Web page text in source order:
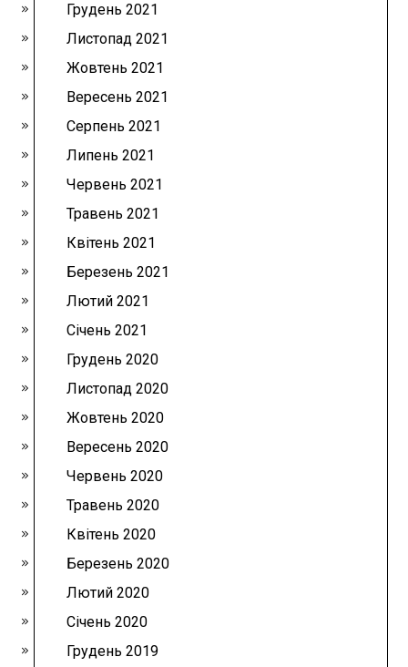
Грудень 2021
Листопад 2021
Жовтень 2021
Вересень 2021
Серпень 2021
Липень 2021
Червень 2021
Травень 2021
Квітень 2021
Березень 2021
Лютий 2021
Січень 2021
Грудень 2020
Листопад 2020
Жовтень 2020
Вересень 2020
Червень 2020
Травень 2020
Квітень 2020
Березень 2020
Лютий 2020
Січень 2020
Грудень 2019